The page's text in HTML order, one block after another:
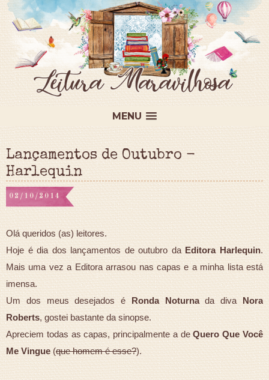
MENU
Lançamentos de Outubro -
Harlequin
02/10/2014
Olá queridos (as) leitores.
Hoje é dia dos lançamentos de outubro daEditora Harlequin.
Mais uma vez a Editora arrasou nas capas e a minha lista está
imensa.
Um dos meus desejados é Ronda Noturnada divaNora
Roberts, gostei bastante da sinopse.
Apreciem todas as capas, principalmente a deQuero Que Você
Me Vingue (que homem é esse?).